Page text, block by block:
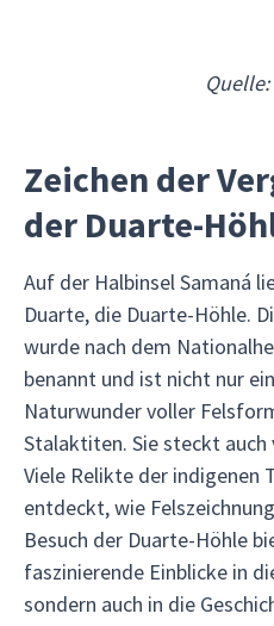
Quelle:
Zeichen der
der Duarte-
Auf der Halbinsel Samaná
Duarte, die Duarte-Höhle.
wurde nach dem
benannt und ist nicht nur
Naturwunder voller
Stalaktiten. Sie steckt
Viele Relikte der indigenen
entdeckt, wie
Besuch der Duarte-Höhle
faszinierende Einblicke in
sondern auch in die